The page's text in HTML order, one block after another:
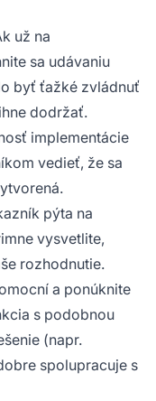
už na
sa udávaniu
byť ťažké zvládnuť
dodržať.
implementácie
vedieť, že sa
pýta na
vysvetlite,
rozhodnutie.
a ponúknite
s podobnou
(napr.
spolupracuje s